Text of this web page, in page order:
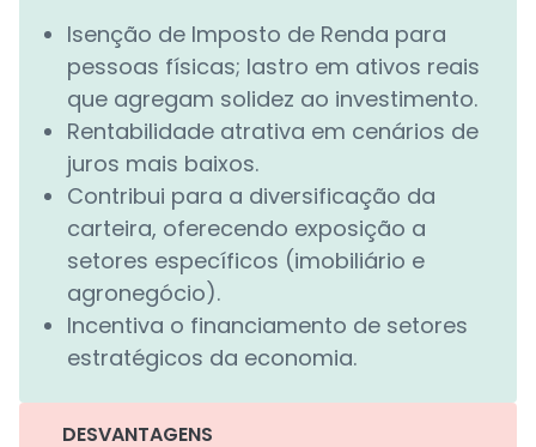
Isenção de Imposto de Renda para
pessoas físicas; lastro em ativos reais
que agregam solidez ao investimento.
Rentabilidade atrativa em cenários de
juros mais baixos.
Contribui para a diversificação da
carteira, oferecendo exposição a
setores específicos (imobiliário e
agronegócio).
Incentiva o financiamento de setores
estratégicos da economia.
DESVANTAGENS